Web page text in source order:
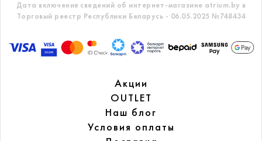
Дата включения сведений об интернет-магазине atrium.by в
Торговый реестр Республики Беларусь - 06.05.2025 №748434
Акции
OUTLET
Наш блог
Условия оплаты